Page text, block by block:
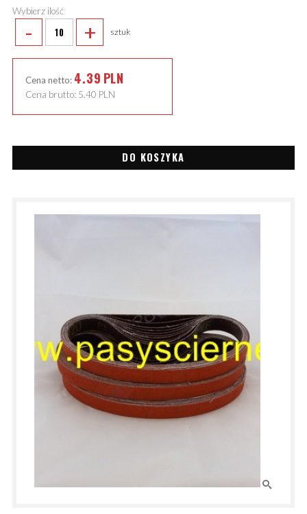
Wybierz ilość
- + sztuk
Cena netto: 4.39 PLN
Cena brutto: 5.40 PLN
DO KOSZYKA